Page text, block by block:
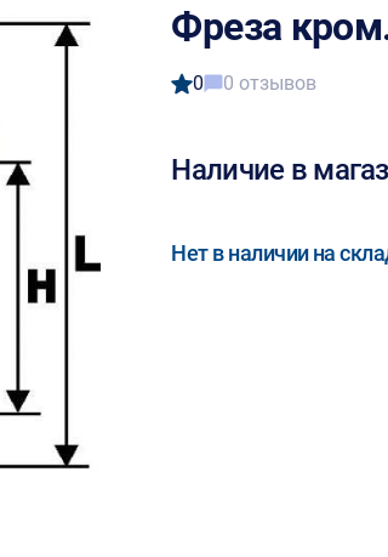
Фреза
0 0 отзывов
Наличие в
Нет в наличии на